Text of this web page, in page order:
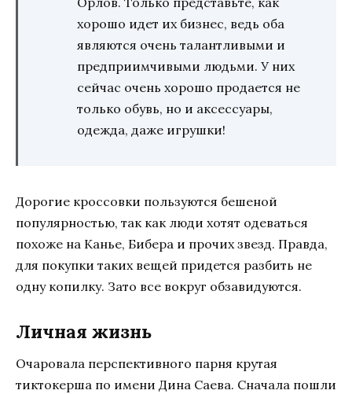
хорошо идет их бизнес, ведь оба
являются очень талантливыми и
предприимчивыми людьми. У них
сейчас очень хорошо продается не
только обувь, но и аксессуары,
одежда, даже игрушки!
Дорогие кроссовки пользуются бешеной
популярностью, так как люди хотят одеваться
похоже на Канье, Бибера и прочих звезд. Правда,
для покупки таких вещей придется разбить не
одну копилку. Зато все вокруг обзавидуются.
Личная жизнь
Очаровала перспективного парня крутая
тиктокерша по имени Дина Саева. Сначала пошли